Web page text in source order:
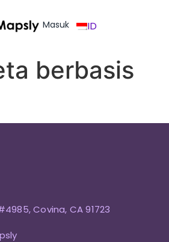
Masuk ID
berbasis
Covina, CA 91723